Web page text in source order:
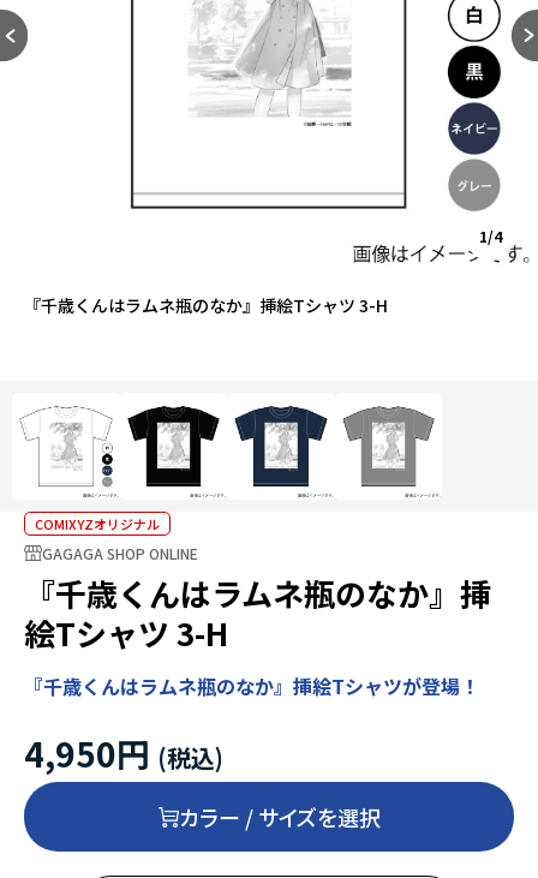
『千歳くんはラムネ瓶のなか』挿絵Tシャツ 3-H
1/4
COMIXYZオリジナル
GAGAGA SHOP ONLINE
『千歳くんはラムネ瓶のなか』挿
絵Tシャツ 3-H
『千歳くんはラムネ瓶のなか』挿絵Tシャツが登場！
4,950円
カラー / サイズを選択